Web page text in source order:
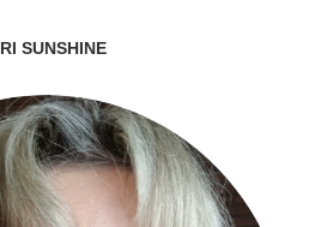
SUNSHINE